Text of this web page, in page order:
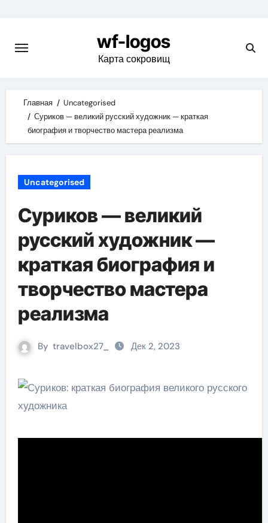
content
wf-logos
Карта сокровищ
Главная
Uncategorised
Суриков — великий русский художник — краткая
биография и творчество мастера реализма
Uncategorised
Суриков — великий
русский художник —
краткая биография и
творчество мастера
реализма
By travelbox27_ Дек 2, 2023